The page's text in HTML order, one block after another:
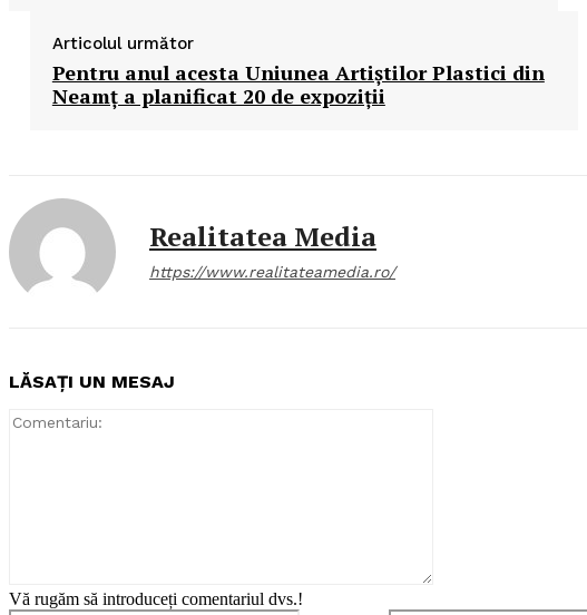
Articolul următor
Pentru anul acesta Uniunea Artiştilor Plastici din
Neamţ a planificat 20 de expoziţii
Realitatea Media
https://www.realitateamedia.ro/
LĂSAȚI UN MESAJ
Vă rugăm să introduceți comentariul dvs.!